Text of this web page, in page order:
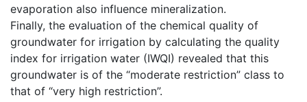
evaporation also influence mineralization.
Finally, the evaluation of the chemical quality of
groundwater for irrigation by calculating the quality
index for irrigation water (IWQI) revealed that this
groundwater is of the “moderate restriction” class to
that of “very high restriction”.